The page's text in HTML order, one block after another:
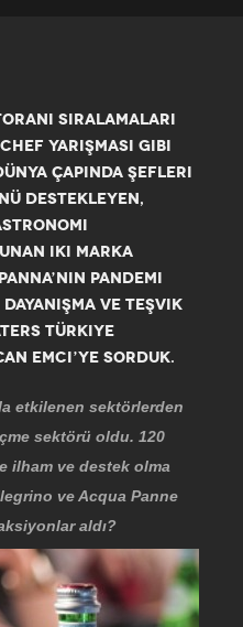
SIRALAMALARI
YARIŞMASI GIBI
ÇAPINDA ŞEFLERI
DESTEKLEYEN,
IKI MARKA
PANDEMI
VE TEŞVIK
TÜRKIYE
EMCI’YE SORDUK.
etkilenen sektörlerden
sektörü oldu. 120
ilham ve destek olma
ve Acqua Panne
aldı?